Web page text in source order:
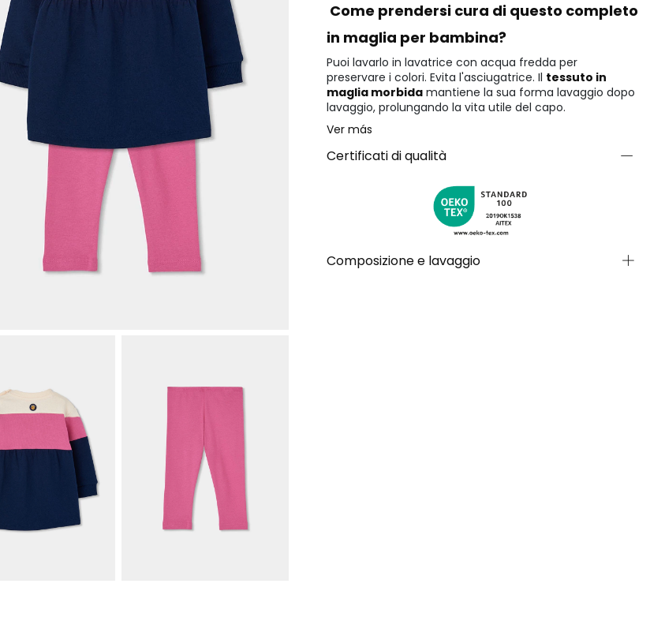
Come prendersi cura di questo completo
in maglia per bambina?
Puoi lavarlo in lavatrice con acqua fredda per
preservare i colori. Evita l'asciugatrice. Il tessuto in
maglia morbidamantiene la sua forma lavaggio dopo
lavaggio, prolungando la vita utile del capo.
Ver más
Certificati di qualità
Composizione e lavaggio